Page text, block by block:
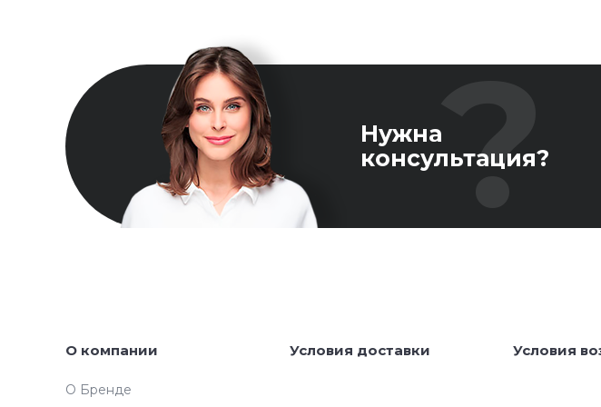
Нужна
консультация?
О компании
О Бренде
Условия доставки Условия